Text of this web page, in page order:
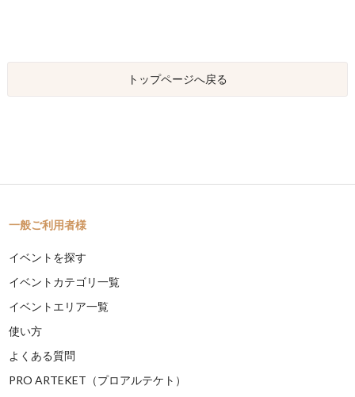
トップページへ戻る
一般ご利用者様
イベントを探す
イベントカテゴリ一覧
イベントエリア一覧
使い方
よくある質問
PRO ARTEKET（プロアルテケト）